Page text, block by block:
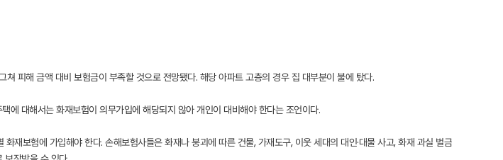
피해 금액 대비 보험금이 부족할 것으로 전망됐다. 해당 아파트 고층의 경우 집 대부분이 불에 탔다.
에 대해서는 화재보험이 의무가입에 해당되지 않아 개인이 대비해야 한다는 조언이다.
보험에 가입해야 한다. 손해보험사들은 화재나 붕괴에 따른 건물, 가재도구, 이웃 세대의 대인·대물 사고, 화재 과실 벌금